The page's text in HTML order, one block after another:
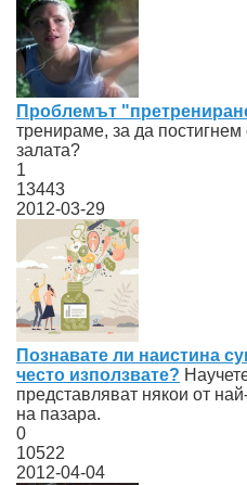
Проблемът
тренираме, за да
залата?
1
13443
2012-03-29
Познавате ли наистина
често използвате?
представляват някои от
на пазара.
0
10522
2012-04-04